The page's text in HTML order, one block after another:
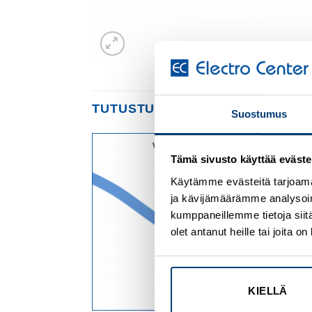
Suostumus
Tämä sivusto käyttää
Käytämme evästeitä
ja kävijämäärämme
kumppaneillemme tietoja
olet antanut heille tai joita
KIELLÄ
TUTUSTU MYÖS
wishlist